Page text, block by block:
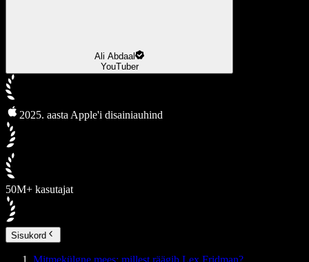
Ali Abdaal
YouTuber
2025. aasta Apple'i disainiauhind
50M+ kasutajat
Sisukord
Mitmekülgne mees: millest räägib Lex Fridman?